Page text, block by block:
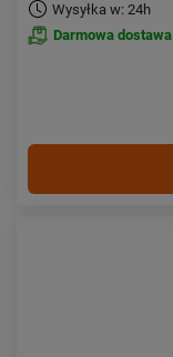
Wysyłka w: 24h
Darmowa dostawa